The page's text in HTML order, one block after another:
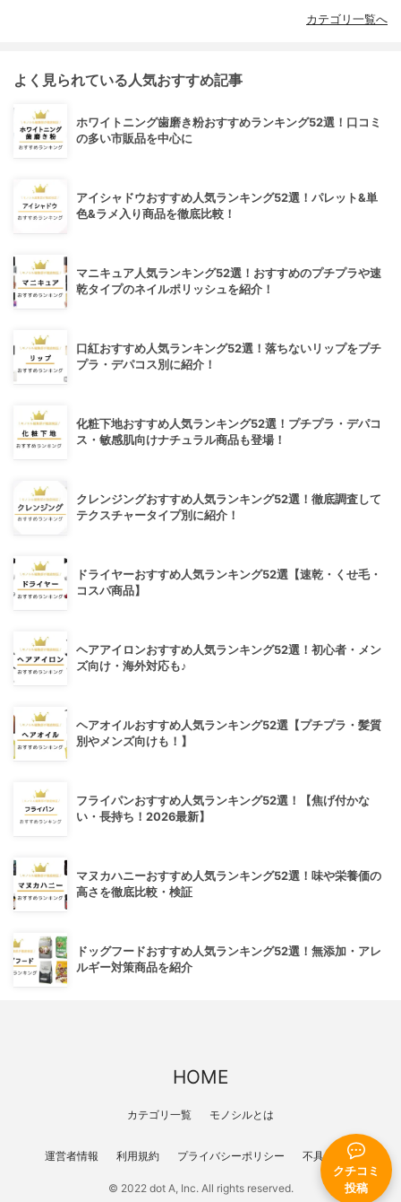
クチコミ
投稿
カテゴリ一覧へ
よく見られている人気おすすめ記事
ホワイトニング歯磨き粉おすすめランキング52選！口コミ
の多い市販品を中心に
アイシャドウおすすめ人気ランキング52選！パレット&単
色&ラメ入り商品を徹底比較！
マニキュア人気ランキング52選！おすすめのプチプラや速
乾タイプのネイルポリッシュを紹介！
口紅おすすめ人気ランキング52選！落ちないリップをプチ
プラ・デパコス別に紹介！
化粧下地おすすめ人気ランキング52選！プチプラ・デパコ
ス・敏感肌向けナチュラル商品も登場！
クレンジングおすすめ人気ランキング52選！徹底調査して
テクスチャータイプ別に紹介！
ドライヤーおすすめ人気ランキング52選【速乾・くせ毛・
コスパ商品】
ヘアアイロンおすすめ人気ランキング52選！初心者・メン
ズ向け・海外対応も♪
ヘアオイルおすすめ人気ランキング52選【プチプラ・髪質
別やメンズ向けも！】
フライパンおすすめ人気ランキング52選！【焦げ付かな
い・長持ち！2026最新】
マヌカハニーおすすめ人気ランキング52選！味や栄養価の
高さを徹底比較・検証
ドッグフードおすすめ人気ランキング52選！無添加・アレ
ルギー対策商品を紹介
HOME
カテゴリ一覧 モノシルとは
運営者情報 利用規約 プライバシーポリシー 不具合報告
© 2022 dot A, Inc. All rights reserved.